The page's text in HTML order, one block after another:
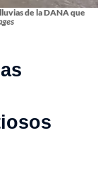
de la DANA que